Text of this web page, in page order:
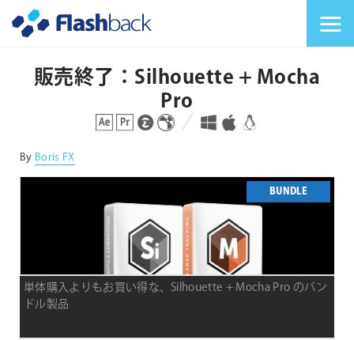
販売終了：Silhouette + Mocha
Pro
対応プラットフォーム 対応OS
By Boris FX
BUNDLE
単体購入よりもお買い得な、Silhouette + Mocha Pro のバン
ドル製品